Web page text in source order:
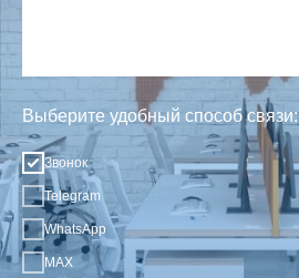
Выберите удобный способ связи:
Звонок
Telegram
WhatsApp
MAX